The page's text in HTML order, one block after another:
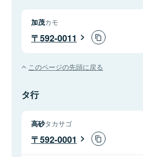
加茂カモ
592-0011
このページの先頭に戻る
タ行
高砂タカサゴ
592-0001